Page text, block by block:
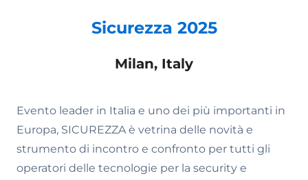
Sicurezza 2025
Milan, Italy
Evento leader in Italia e uno dei più importanti in
Europa, SICUREZZA è vetrina delle novità e
strumento di incontro e confronto per tutti gli
operatori delle tecnologie per la security e